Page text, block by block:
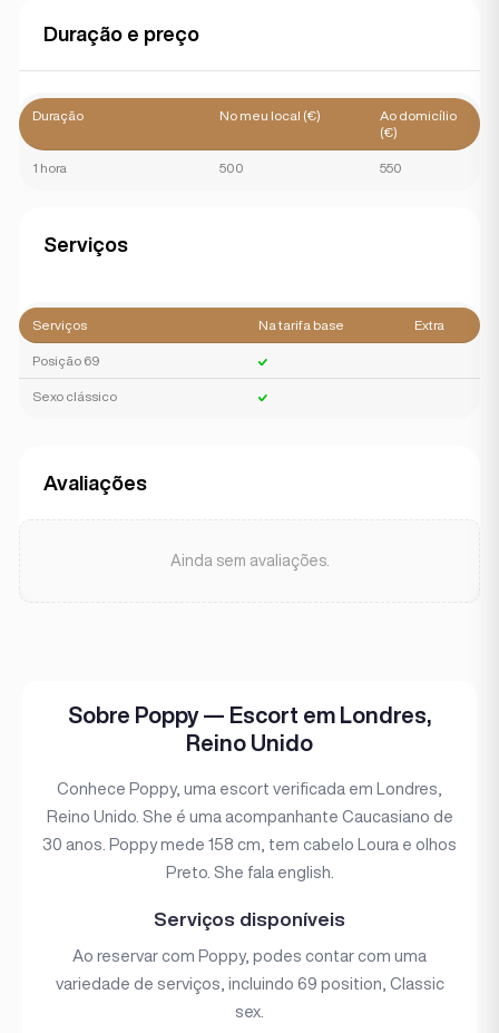
Duração e preço
Duração No meu local (€)
Ao domicílio
(€)
1 hora 500 550
Serviços
Serviços Na tarifa base Extra
Posição 69
Sexo clássico
Avaliações
Ainda sem avaliações.
Sobre Poppy — Escort em Londres,
Reino Unido
Conhece Poppy, uma escort verificada em Londres,
Reino Unido. She é uma acompanhante Caucasiano de
30 anos. Poppy mede 158 cm, tem cabelo Loura e olhos
Preto. She fala english.
Serviços disponíveis
Ao reservar com Poppy, podes contar com uma
variedade de serviços, incluindo 69 position, Classic
sex.